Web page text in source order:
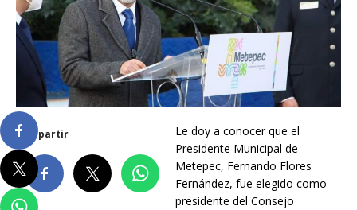
Compartir
Le doy a conocer que el
Presidente Municipal de
Metepec, Fernando Flores
Fernández, fue elegido como
presidente del Consejo